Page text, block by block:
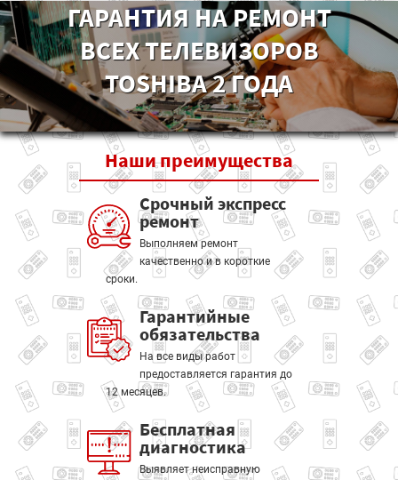
ГАРАНТИЯ НА РЕМОНТ
ВСЕХ ТЕЛЕВИЗОРОВ
TOSHIBA 2 ГОДА
Нашипреимущества
Срочный экспресс
ремонт
Выполняем ремонт
качественно и в короткие
сроки.
Гарантийные
обязательства
На все виды работ
предоставляется гарантия до
12 месяцев.
Бесплатная
диагностика
Выявляет неисправную